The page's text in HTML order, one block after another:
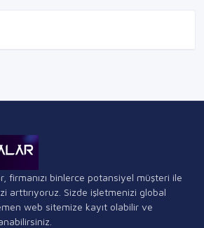
firmanızı binlerce potansiyel müşteri ile
arttırıyoruz. Sizde işletmenizi global
web sitemize kayıt olabilir ve